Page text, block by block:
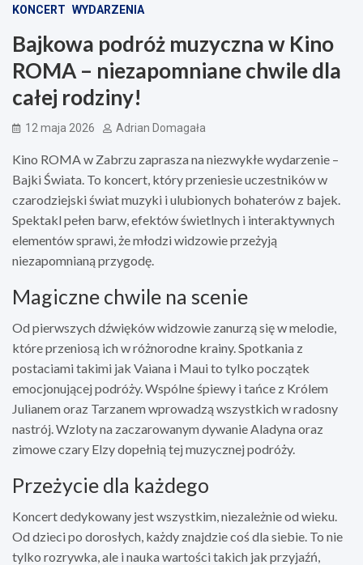
KONCERT WYDARZENIA
Bajkowa podróż muzyczna w Kino
ROMA – niezapomniane chwile dla
całej rodziny!
12 maja 2026 Adrian Domagała
Kino ROMA w Zabrzu zaprasza na niezwykłe wydarzenie –
Bajki Świata. To koncert, który przeniesie uczestników w
czarodziejski świat muzyki i ulubionych bohaterów z bajek.
Spektakl pełen barw, efektów świetlnych i interaktywnych
elementów sprawi, że młodzi widzowie przeżyją
niezapomnianą przygodę.
Magiczne chwile na scenie
Od pierwszych dźwięków widzowie zanurzą się w melodie,
które przeniosą ich w różnorodne krainy. Spotkania z
postaciami takimi jak Vaiana i Maui to tylko początek
emocjonującej podróży. Wspólne śpiewy i tańce z Królem
Julianem oraz Tarzanem wprowadzą wszystkich w radosny
nastrój. Wzloty na zaczarowanym dywanie Aladyna oraz
zimowe czary Elzy dopełnią tej muzycznej podróży.
Przeżycie dla każdego
Koncert dedykowany jest wszystkim, niezależnie od wieku.
Od dzieci po dorosłych, każdy znajdzie coś dla siebie. To nie
tylko rozrywka, ale i nauka wartości takich jak przyjaźń,